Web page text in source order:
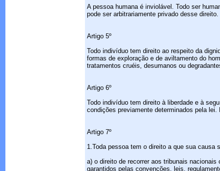
A pessoa humana é inviolável. Todo ser
pode ser arbitrariamente privado desse direito.
Artigo 5º
Todo indivíduo tem direito ao respeito da
formas de exploração e de aviltamento do
tratamentos cruéis, desumanos ou
Artigo 6º
Todo indivíduo tem direito à liberdade e à
condições previamente determinados pela
Artigo 7º
1.Toda pessoa tem o direito a que sua causa
a) o direito de recorrer aos tribunais
garantidos pelas convenções, leis,